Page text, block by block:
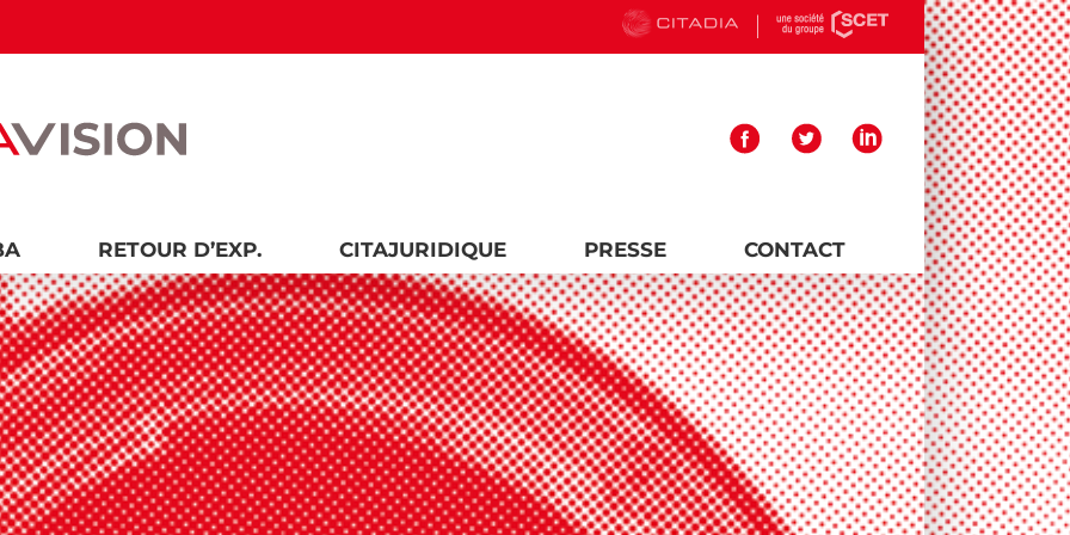
RETOUR D’EXP. CITAJURIDIQUE PRESSE CONTACT